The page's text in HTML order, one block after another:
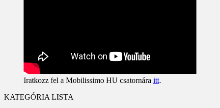
Iratkozz fel a Mobilissimo HU csatornára itt.
KATEGÓRIA LISTA